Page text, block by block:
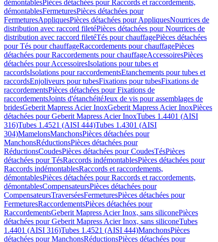
démontablesPièces détachées pour Raccords et raccordements,
démontablesFermeturesPièces détachées pour
FermeturesAppliquesPièces détachées pour AppliquesNourrices de
distribution avec raccord filetéPièces détachées pour Nourrices de
distribution avec raccord filetéTés pour chauffagePièces détachées
pour Tés pour chauffageRaccordements pour chauffagePièces
détachées pour Raccordements pour chauffageAccessoiresPièces
détachées pour AccessoiresIsolations pour tubes et
raccordsIsolations pour raccordementsEtanchements pour tubes et
raccordsEnjoliveurs pour tubesFixations pour tubesFixations de
raccordementsPièces détachées pour Fixations de
raccordementsJoints d'étanchéitéJeux de vis pour assemblages de
bridesGeberit Mapress Acier InoxGeberit Mapress Acier InoxPièces
détachées pour Geberit Mapress Acier InoxTubes 1.4401 (AISI
316)Tubes 1.4521 (AISI 444)Tubes 1.4301 (AISI
304)MamelonsManchonsPièces détachées pour
ManchonsRéductionsPièces détachées pour
RéductionsCoudesPièces détachées pour CoudesTésPièces
détachées pour TésRaccords indémontablesPièces détachées pour
Raccords indémontablesRaccords et raccordements,
démontablesPièces détachées pour Raccords et raccordements,
démontablesCompensateursPièces détachées pour
CompensateursTraverséesFermeturesPièces détachées pour
FermeturesRaccordementsPièces détachées pour
RaccordementsGeberit Mapress Acier Inox, sans siliconePièces
détachées pour Geberit Mapress Acier Inox, sans siliconeTubes
1.4401 (AISI 316)Tubes 1.4521 (AISI 444)ManchonsPièces
détachées pour ManchonsRéductionsPièces détachées pour